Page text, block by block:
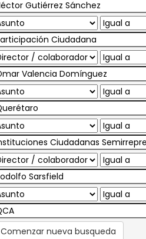
Comenzar nueva busqueda